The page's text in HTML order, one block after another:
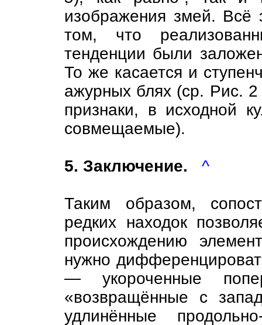
изображения змей. Всё
том, что
тенденции были
То же касается и
ажурных блях (ср. Рис.
признаки, в исходной
совмещаемые).
5. Заключение. ^
Таким образом,
редких находок
происхождению
нужно
— укороченные
«возвращённые с
удлинённые